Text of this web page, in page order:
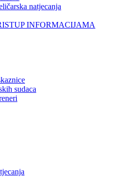
natjecanja
INFORMACIJAMA
sudaca